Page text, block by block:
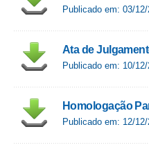
Publicado em: 03/
Ata de
Publicado em: 10/
Homologação
Publicado em: 12/